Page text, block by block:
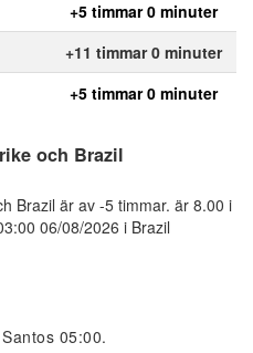
+5 timmar 0 minuter
+11 timmar 0 minuter
+5 timmar 0 minuter
och Brazil
Brazil är av -5 timmar. är 8.00 i
06/08/2026 i Brazil
05:00.